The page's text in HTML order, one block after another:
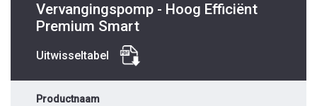
Vervangingspomp - Hoog Efficiënt
Premium Smart
Uitwisseltabel
Productnaam